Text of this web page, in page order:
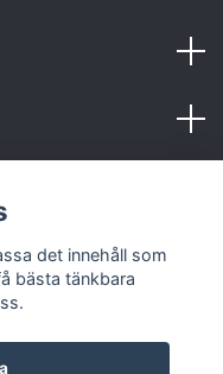
det innehåll som
bästa tänkbara